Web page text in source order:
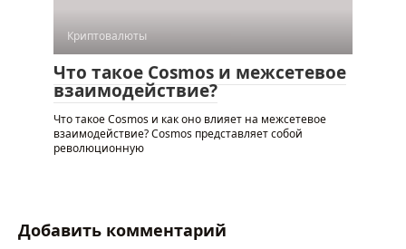
Криптовалюты
Что такое Cosmos и межсетевое
взаимодействие?
Что такое Cosmos и как оно влияет на межсетевое
взаимодействие? Cosmos представляет собой
революционную
Добавить комментарий